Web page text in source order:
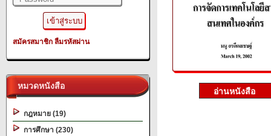
สมัครสมาชิก ลืมรหัสผ่าน
หมวดหนังสือ
กฎหมาย (19)
การศึกษา (230)